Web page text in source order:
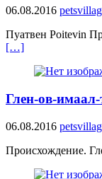
06.08.2016
Пуатвен Poitevin
[…]
Глен-ов-
06.08.2016
Происхождение.